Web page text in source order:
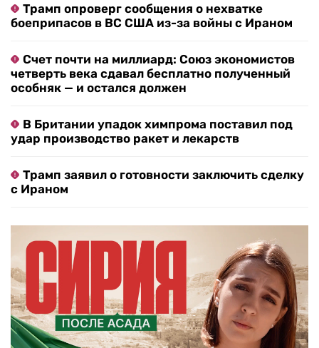
Трамп опроверг сообщения о нехватке
боеприпасов в ВС США из-за войны с Ираном
Счет почти на миллиард: Союз экономистов
четверть века сдавал бесплатно полученный
особняк — и остался должен
В Британии упадок химпрома поставил под
удар производство ракет и лекарств
Трамп заявил о готовности заключить сделку
с Ираном